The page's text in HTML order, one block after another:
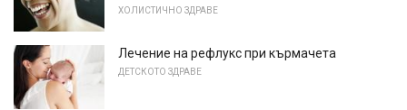
ХОЛИСТИЧНО ЗДРАВЕ
Лечение на рефлукс при кърмачета
ДЕТСКОТО ЗДРАВЕ